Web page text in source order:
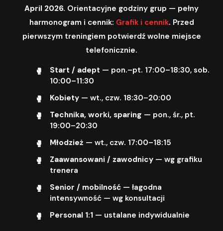
April 2026. Orientacyjne godziny grup — pełny
harmonogram i cennik: Grafik i cennik. Przed
pierwszym treningiem potwierdź wolne miejsce
telefonicznie.
Start / adept — pon.–pt. 17:00–18:30, sob.
10:00–11:30
Kobiety— wt., czw. 18:30–20:00
Technika, worki, sparing — pon., śr., pt.
19:00–20:30
Młodzież — wt., czw. 17:00–18:15
Zaawansowani / zawodnicy— wg grafiku
trenera
Senior / mobilność— łagodna
intensywność — wg konsultacji
Personal 1:1 — ustalane indywidualnie